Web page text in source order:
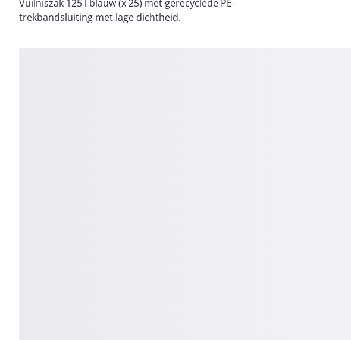
Vuilniszak 125 l blauw (x 25) met gerecyclede PE-
trekbandsluiting met lage dichtheid.